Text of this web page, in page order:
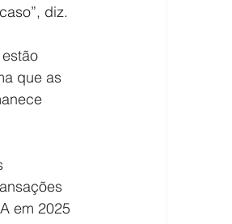
diz.
que as
em 2025